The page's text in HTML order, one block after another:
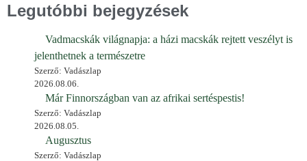
Legutóbbi bejegyzések
Vadmacskák világnapja: a házi macskák rejtett veszélyt is
jelenthetnek a természetre
Szerző: Vadászlap
2026.08.06.
Már Finnországban van az afrikai sertéspestis!
Szerző: Vadászlap
2026.08.05.
Augusztus
Szerző: Vadászlap